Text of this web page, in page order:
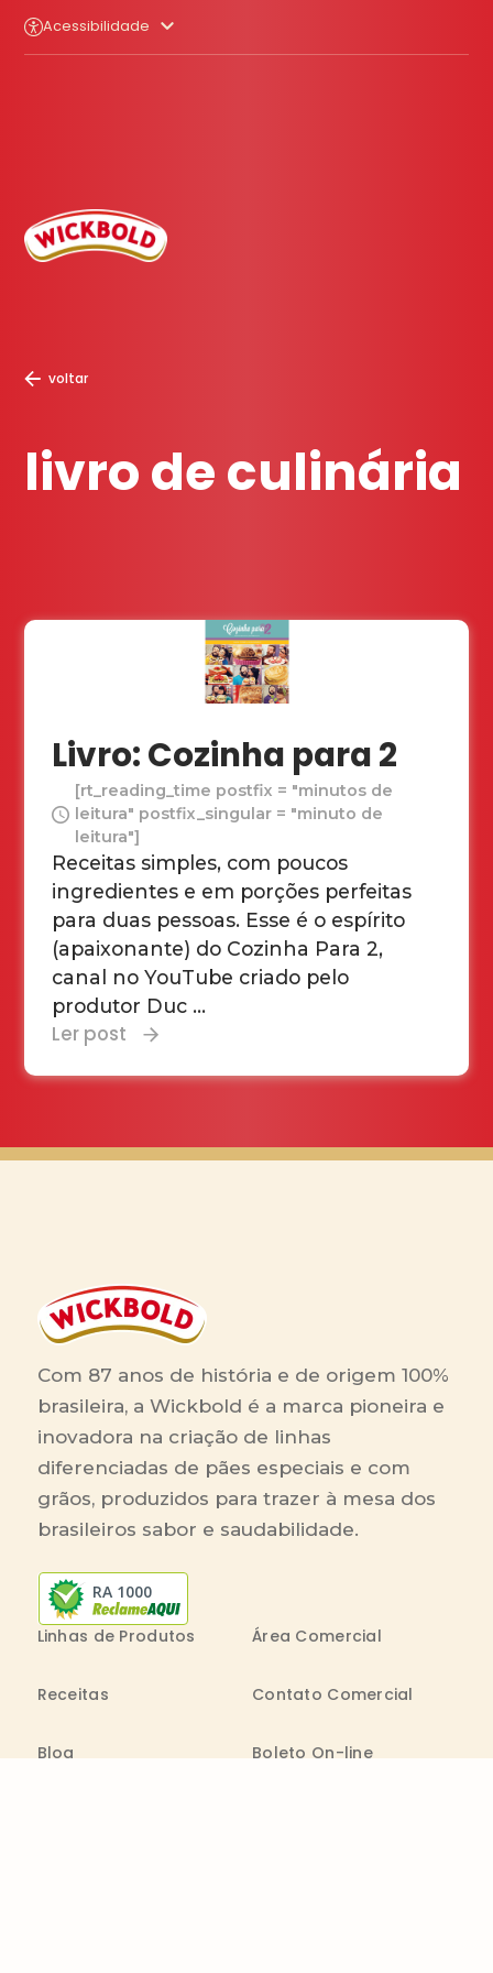
Acessibilidade
voltar
livro de culinária
Livro: Cozinha para 2
[rt_reading_time postfix = "minutos de
leitura" postfix_singular = "minuto de
leitura"]
Receitas simples, com poucos
ingredientes e em porções perfeitas
para duas pessoas. Esse é o espírito
(apaixonante) do Cozinha Para 2,
canal no YouTube criado pelo
produtor Duc ...
Ler post
Com 87 anos de história e de origem 100%
brasileira, a Wickbold é a marca pioneira e
inovadora na criação de linhas
diferenciadas de pães especiais e com
grãos, produzidos para trazer à mesa dos
brasileiros sabor e saudabilidade.
RA 1000
Linhas de Produtos Área Comercial
Receitas Contato Comercial
Blog Boleto On-line